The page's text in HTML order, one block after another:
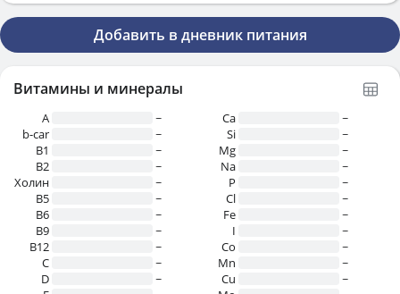
Добавить в дневник питания
Витамины и минералы
A
~
b-car
~
В1
~
B2
~
Холин
~
B5
~
B6
~
B9
~
B12
~
C
~
D
~
Ca
~
Si
~
Mg
~
Na
~
P
~
Cl
~
Fe
~
I
~
Co
~
Mn
~
Cu
~